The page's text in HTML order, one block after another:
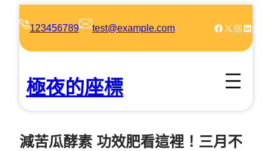
123456789 test@example.com Facebook X Instagram LinkedIn
極夜的座標
減苦瓜酵素 功效肥看這裡！三月不